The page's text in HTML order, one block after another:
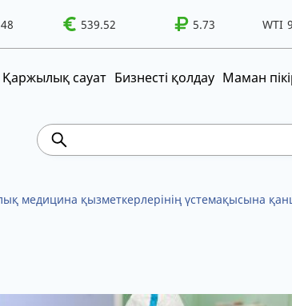
539.52 5.73
WTI Brent 100.41 WTI
Қаржылық сауат Бизнесті қолдау Маман
Рақмет!
медицина қызметкерлерінің үстемақысына